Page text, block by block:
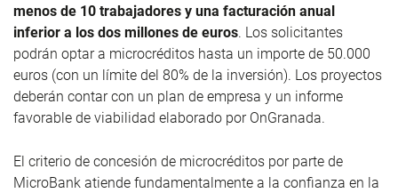
menos de 10 trabajadores y una facturación anual
inferior a los dos millones de euros. Los solicitantes
podrán optar a microcréditos hasta un importe de 50.000
euros (con un límite del 80% de la inversión). Los proyectos
deberán contar con un plan de empresa y un informe
favorable de viabilidad elaborado por OnGranada.
El criterio de concesión de microcréditos por parte de
MicroBank atiende fundamentalmente a la confianza en la